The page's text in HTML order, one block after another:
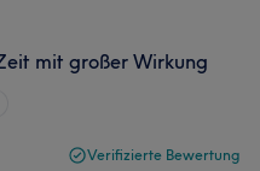
mit großer Wirkung
Verifizierte Bewertung